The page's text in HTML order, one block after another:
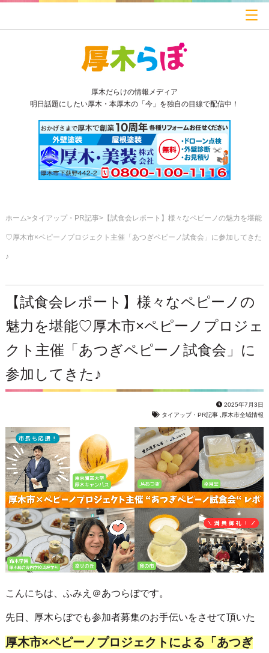
厚木だらけの情報メディア
明日話題にしたい厚木・本厚木の「今」を独自の目線で配信中！
ホーム タイアップ・PR記事 【試食会レポート】様々なペピーノの魅力を堪能
♡厚木市×ペピーノプロジェクト主催「あつぎペピーノ試食会」に参加してきた
♪
【試食会レポート】様々なペピーノの
魅力を堪能♡厚木市×ペピーノプロジェ
クト主催「あつぎペピーノ試食会」に
参加してきた♪
2025年7月3日
タイアップ・PR記事
厚木市全域情報
こんにちは、ふみえ＠あつらぼです。
先日、厚木らぼでも参加者募集のお手伝いをさせて頂いた
厚木市×ペピーノプロジェクトによる「あつぎ